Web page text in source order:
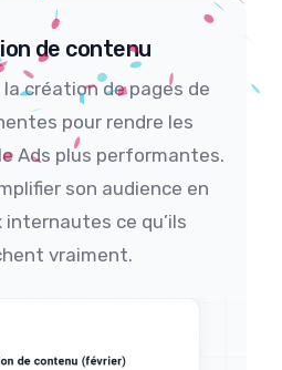
de contenu
création de pages de
pour rendre les
Ads plus performantes.
son audience en
ce qu’ils
vraiment.